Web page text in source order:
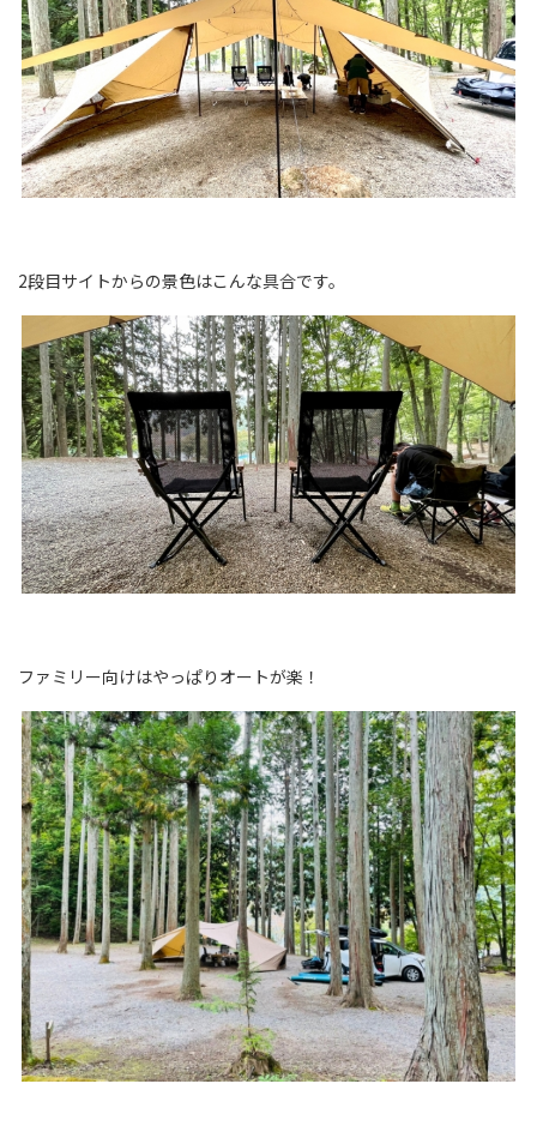
2段目サイトからの景色はこんな具合です。
ファミリー向けはやっぱりオートが楽！